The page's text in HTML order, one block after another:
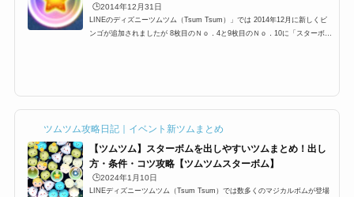
🕒️2014年12月31日
LINEのディズニーツムツム（Tsum Tsum）」では 2014年12月に新しくビ
ンゴが追加されましたが 8枚目のＮｏ．4と9枚目のＮｏ．10に「スターボ
ツムツム攻略日記｜イベント新ツムまとめ
【ツムツム】スターボムを出しやすいツムまとめ！出し
方・条件・コツ攻略【ツムツムスターボム】
🕒️2024年1月10日
LINEディズニーツムツム（Tsum Tsum）では数多くのマジカルボムが登場